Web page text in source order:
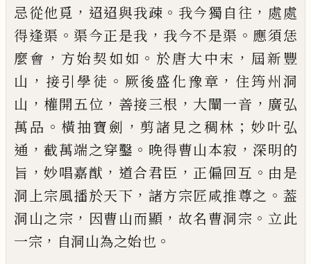
忌從他覓 ， 迢迢與我疎 。 我今獨自往 ， 處處
得逢渠 。 渠今正是我 ， 我今不是渠 。 應須恁
麼會 ， 方始契如如 。 於唐大中末 ， 屆新豐
山 ， 接引學徒 。 厥後盛化豫章 ， 住筠州洞
山 ， 權開五位 ， 善接三根 ， 大闡一音 ， 廣弘
萬品 。 橫抽寶劍 ，剪諸見之稠林 ； 妙叶弘
通 ，截萬端之穿鑿 。 晚得曹山本寂 ， 深明的
旨 ，妙唱嘉猷 ， 道合君臣 ， 正偏回互 。 由是
洞上宗風播於天下 ， 諸方宗匠咸推尊之 。 葢
洞山之宗 ， 因曹山而顯 ， 故名曹洞宗 。 立此
一宗 ， 自洞山為之始也 。